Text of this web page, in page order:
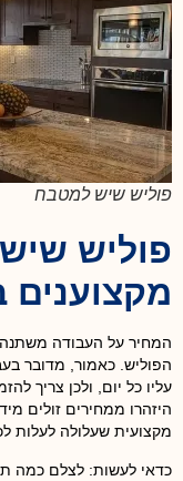
פוליש שיש למטבח
פוליש
מקצוענים
המחיר על העבודה משתנה
הפוליש. כאמור, מדובר
עליו כל יום, ולכן צריך
היזהרו ממחירים זולים
מקצועית שעלולה לעלות
כדאי לעשות: לצלם כמה